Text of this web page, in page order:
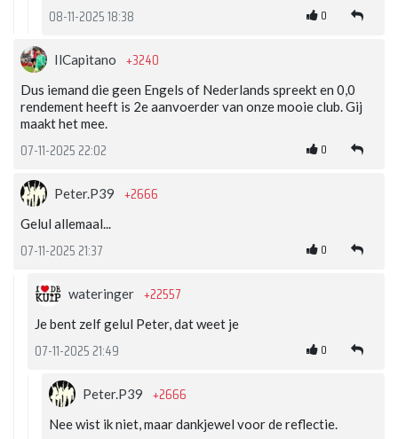
08-11-2025 18:38 0
IlCapitano +3240
Dus iemand die geen Engels of Nederlands spreekt en 0,0
rendement heeft is 2e aanvoerder van onze mooie club. Gij
maakt het mee.
07-11-2025 22:02 0
Peter.P39 +2666
Gelul allemaal...
07-11-2025 21:37 0
wateringer +22557
Je bent zelf gelul Peter, dat weet je
07-11-2025 21:49 0
Peter.P39 +2666
Nee wist ik niet, maar dankjewel voor de reflectie.